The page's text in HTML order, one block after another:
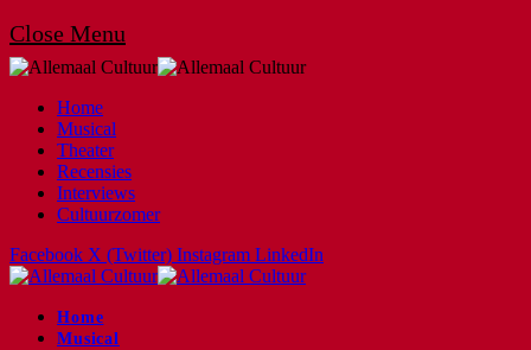
Close Menu
Home
Musical
Theater
Recensies
Interviews
Cultuurzomer
Facebook X (Twitter) Instagram LinkedIn
Home
Musical